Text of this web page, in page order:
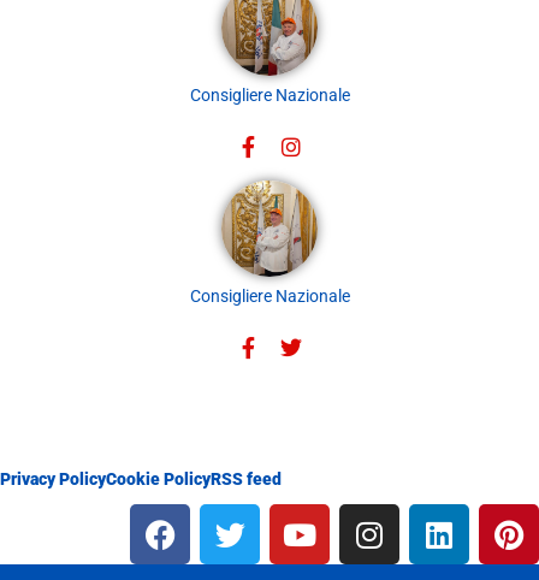
Consigliere Nazionale
Consigliere Nazionale
Privacy PolicyCookie PolicyRSS feed